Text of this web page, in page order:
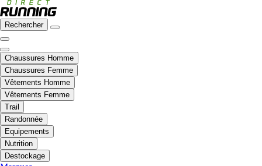
Rechercher
Chaussures Homme
Chaussures Femme
Vêtements Homme
Vêtements Femme
Trail
Randonnée
Equipements
Nutrition
Destockage